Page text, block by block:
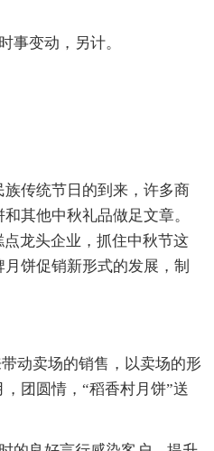
事变动，另计。
族传统节日的到来，许多商
其他中秋礼品做足文章。
龙头企业，抓住中秋节这
饼促销新形式的发展，制
动卖场的销售，以卖场的形
团圆情，“稻香村月饼”送